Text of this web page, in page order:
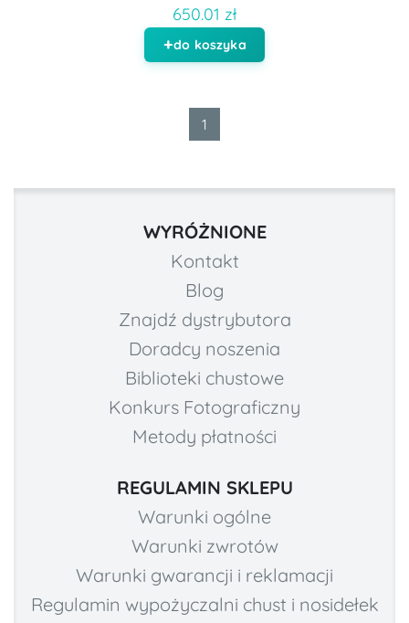
650.01 zł
do koszyka
1
WYRÓŻNIONE
Kontakt
Blog
Znajdź dystrybutora
Doradcy noszenia
Biblioteki chustowe
Konkurs Fotograficzny
Metody płatności
REGULAMIN SKLEPU
Warunki ogólne
Warunki zwrotów
Warunki gwarancji i reklamacji
Regulamin wypożyczalni chust i nosidełek